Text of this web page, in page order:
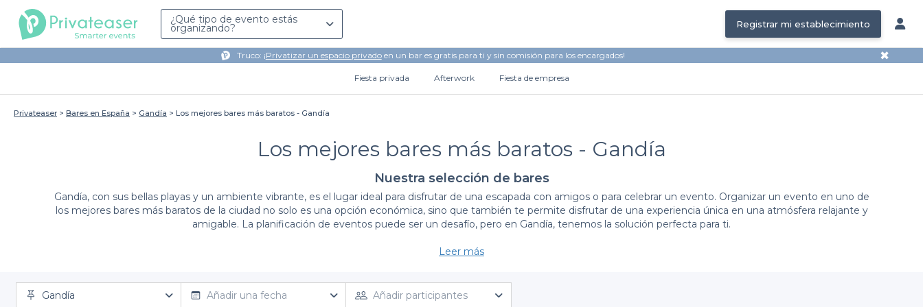
¿Qué tipo de evento estás
organizando? Registrar mi establecimiento
Truco: ¡Privatizar un espacio privadoen un bar es gratis para ti y sin comisión para los encargados! ✖
Fiesta privada Afterwork Fiesta de empresa
Privateaser Bares en España Gandía Los mejores bares más baratos - Gandía
Los mejores bares más baratos - Gandía
Nuestra selección de bares
Gandía, con sus bellas playas y un ambiente vibrante, es el lugar ideal para disfrutar de una escapada con amigos o para celebrar un evento. Organizar un evento en uno de
los mejores bares más baratos de la ciudad no solo es una opción económica, sino que también te permite disfrutar de una experiencia única en una atmósfera relajante y
amigable. La planificación de eventos puede ser un desafío, pero en Gandía, tenemos la solución perfecta para ti.
Al elegir Privateaser, te beneficias de la sencillez de uso de nuestra plataforma. Disponemos de una amplia selección de bares que se adaptan a todos los gustos y
cervezas locales hasta cócteles innovadores que harán que tu evento sea memorable.
Leer más
Gandía Añadir una fecha Añadir participantes